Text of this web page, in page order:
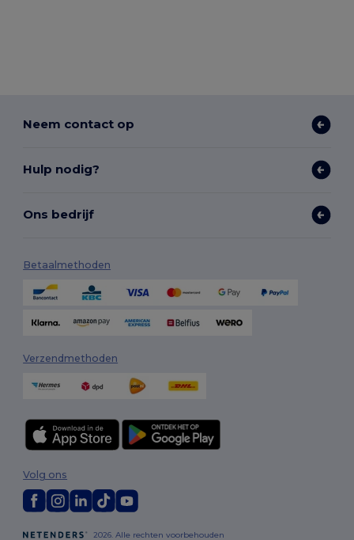
Neem contact op
Hulp nodig?
Ons bedrijf
Betaalmethoden
Verzendmethoden
2026. Alle rechten voorbehouden
Volg ons